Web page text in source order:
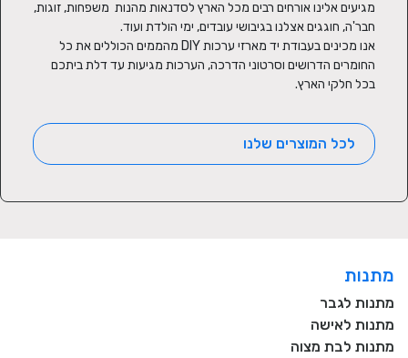
בכל חלקי הארץ.
לכל המוצרים שלנו
מתנות
מתנות לגבר
מתנות לאישה
מתנות לבת מצוה